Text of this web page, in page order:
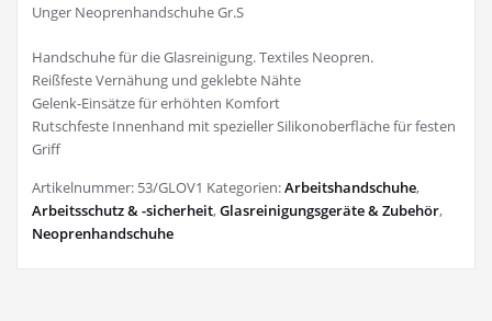
Unger Neoprenhandschuhe Gr.S
Handschuhe für die Glasreinigung. Textiles Neopren.
Reißfeste Vernähung und geklebte Nähte
Gelenk-Einsätze für erhöhten Komfort
Rutschfeste Innenhand mit spezieller Silikonoberfläche für festen
Griff
Artikelnummer: 53/GLOV1 Kategorien:Arbeitshandschuhe,
Arbeitsschutz & -sicherheit,Glasreinigungsgeräte & Zubehör,
Neoprenhandschuhe